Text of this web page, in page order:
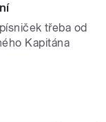
třeba od
Kapitána